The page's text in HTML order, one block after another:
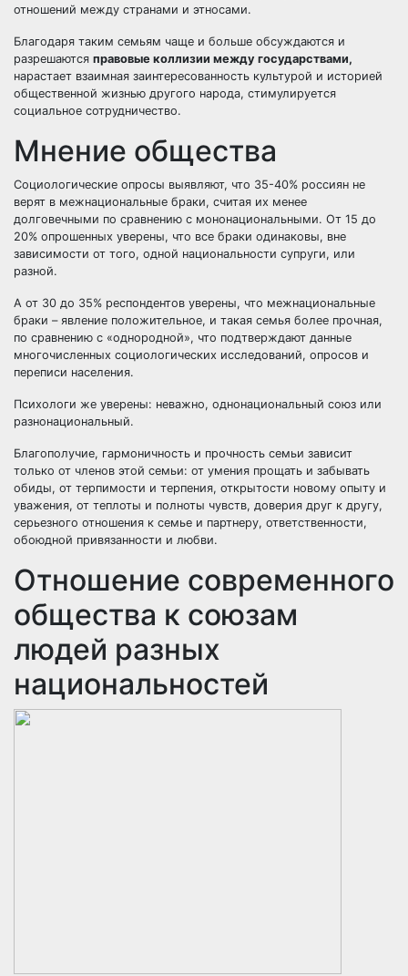
отношений между странами и этносами.
Благодаря таким семьям чаще и больше обсуждаются и
разрешаются правовые коллизии между государствами,
нарастает взаимная заинтересованность культурой и историей
общественной жизнью другого народа, стимулируется
социальное сотрудничество.
Мнение общества
Социологические опросы выявляют, что 35-40% россиян не
верят в межнациональные браки, считая их менее
долговечными по сравнению с мононациональными. От 15 до
20% опрошенных уверены, что все браки одинаковы, вне
зависимости от того, одной национальности супруги, или
разной.
А от 30 до 35% респондентов уверены, что межнациональные
браки – явление положительное, и такая семья более прочная,
по сравнению с «однородной», что подтверждают данные
многочисленных социологических исследований, опросов и
переписи населения.
Психологи же уверены: неважно, однонациональный союз или
разнонациональный.
Благополучие, гармоничность и прочность семьи зависит
только от членов этой семьи: от умения прощать и забывать
обиды, от терпимости и терпения, открытости новому опыту и
уважения, от теплоты и полноты чувств, доверия друг к другу,
серьезного отношения к семье и партнеру, ответственности,
обоюдной привязанности и любви.
Отношение современного
общества к союзам
людей разных
национальностей